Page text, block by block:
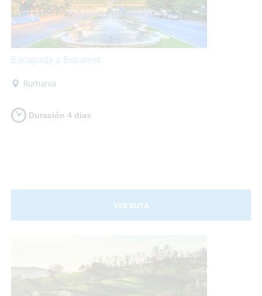
Escapada a Bucarest
Rumania
Duración 4 dias
VER RUTA